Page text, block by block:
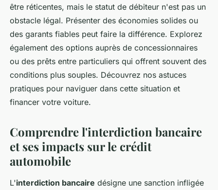
être réticentes, mais le statut de débiteur n'est pas un
obstacle légal. Présenter des économies solides ou
des garants fiables peut faire la différence. Explorez
également des options auprès de concessionnaires
ou des prêts entre particuliers qui offrent souvent des
conditions plus souples. Découvrez nos astuces
pratiques pour naviguer dans cette situation et
financer votre voiture.
Comprendre l'interdiction bancaire
et ses impacts sur le crédit
automobile
L'interdiction bancaire désigne une sanction infligée